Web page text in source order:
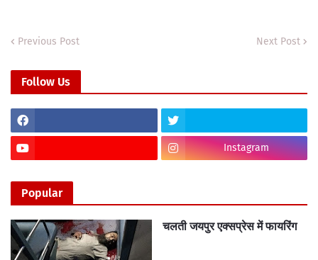
Previous Post Next Post
Follow Us
Instagram
Popular
चलती जयपुर एक्सप्रेस में फायरिंग